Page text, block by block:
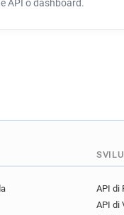
API o dashboard.
API di
API di